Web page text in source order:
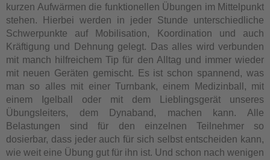
kurzen Aufwärmen die funktionellen Übungen im Mittelpunkt
stehen. Hierbei werden in jeder Stunde unterschiedliche
Schwerpunkte auf Mobilisation, Koordination und auch
Kräftigung und Dehnung gelegt. Das alles wird verbunden
mit manch hilfreichem Tip für den Alltag und immer wieder
mit neuen Geräten gemischt. Es ist schon spannend, was
man so alles mit einer Turnbank, einem Medizinball, mit
einem Igelball oder mit dem Lieblingsgerät unseres
Übungsleiters, dem Dynaband, machen kann. Alle
Belastungen sind für den einzelnen Teilnehmer so
dosierbar, dass jeder auch für sich selbst entscheiden kann,
wie weit eine Übung gut für ihn ist. Und schon nach wenigen